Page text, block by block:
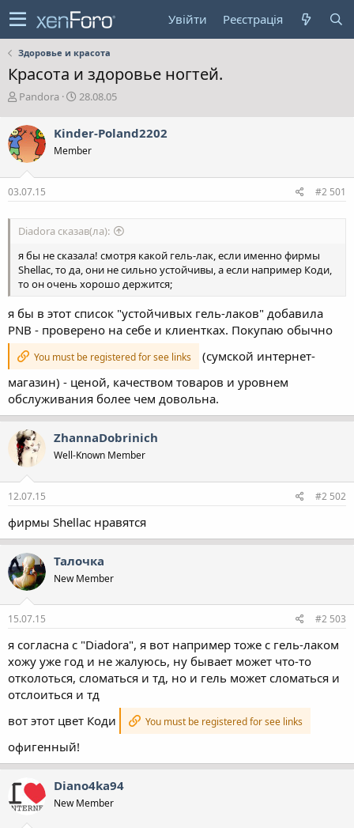
Увійти Реєстрація
Здоровье и красота
Красота и здоровье ногтей.
А
т
о
р
т
е
м
Pandora
Д
а
с
в
н
н
я
28.08.05
Kinder-Poland2202
Member
03.07.15 #2 501
Diadora сказав(ла):
я бы не сказала! смотря какой гель-лак, если именно фирмы
Shellac, то да, они не сильно устойчивы, а если например Коди,
то он очень хорошо держится;
я бы в этот список "устойчивых гель-лаков" добавила
PNB - проверено на себе и клиентках. Покупаю обычно
You must be registered for see links
(сумской интернет-
магазин) - ценой, качеством товаров и уровнем
обслуживания более чем довольна.
ZhannaDobrinich
Well-Known Member
12.07.15 #2 502
фирмы Shellac нравятся
Талочка
New Member
15.07.15 #2 503
я согласна с "Diadora", я вот например тоже с гель-лаком
хожу уже год и не жалуюсь, ну бывает может что-то
отколоться, сломаться и тд, но и гель может сломаться и
отслоиться и тд
вот этот цвет Коди
You must be registered for see links
офигенный!
Diano4ka94
New Member